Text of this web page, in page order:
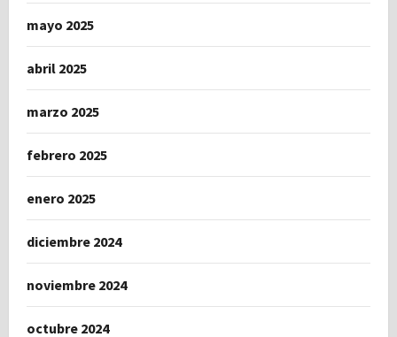
mayo 2025
abril 2025
marzo 2025
febrero 2025
enero 2025
diciembre 2024
noviembre 2024
octubre 2024